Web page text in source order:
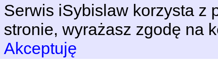
Serwis iSybislaw korzysta z
stronie, wyrażasz zgodę na
Akceptuję